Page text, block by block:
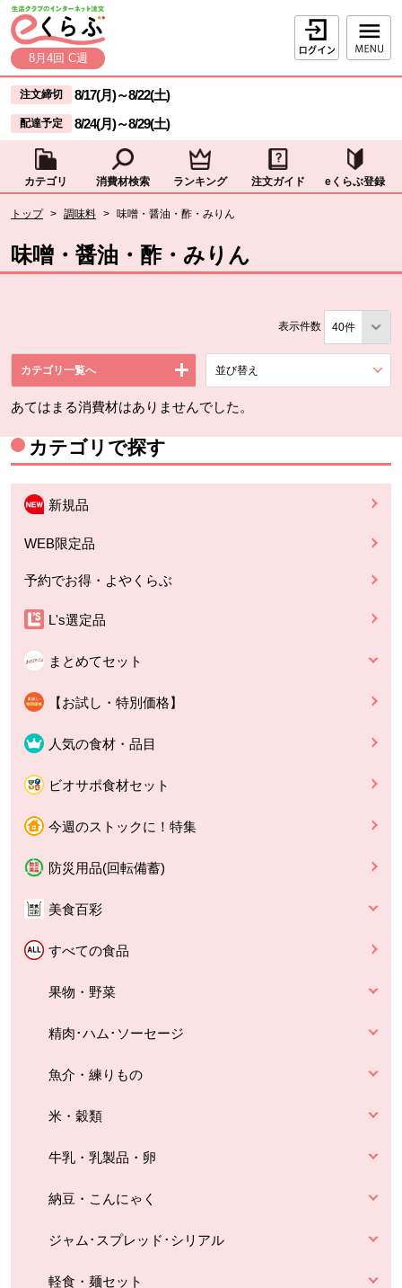
ページの先頭です。
本文へジャンプする。
8月4回 C週
ログイン
ここからサイト内共通メニューです。
サイト内共通メニューをスキップする
注文締切 8/17(月)～8/22(土)
配達予定 8/24(月)～8/29(土)
カテゴリ 消費材検索 ランキング 注文ガイド eくらぶ登録
トップ > 調味料 > 味噌・醤油・酢・みりん
味噌・醤油・酢・みりん
表示件数
カテゴリ一覧へ 並び替え
あてはまる消費材はありませんでした。
カテゴリで探す
新規品
WEB限定品
予約でお得・よやくらぶ
L's選定品
まとめてセット
【お試し・特別価格】
人気の食材・品目
ビオサポ食材セット
今週のストックに！特集
防災用品(回転備蓄)
美食百彩
すべての食品
果物・野菜
精肉･ハム･ソーセージ
魚介・練りもの
米・穀類
牛乳・乳製品・卵
納豆・こんにゃく
ジャム･スプレッド･シリアル
軽食・麺セット